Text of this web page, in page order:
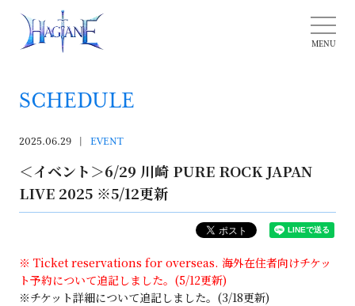
SCHEDULE
2025.06.29 EVENT
＜イベント＞6/29 川崎 PURE ROCK JAPAN
LIVE 2025 ※5/12更新
※ Ticket reservations for overseas. 海外在住者向けチケッ
ト予約について追記しました。(5/12更新)
※チケット詳細について追記しました。(3/18更新)